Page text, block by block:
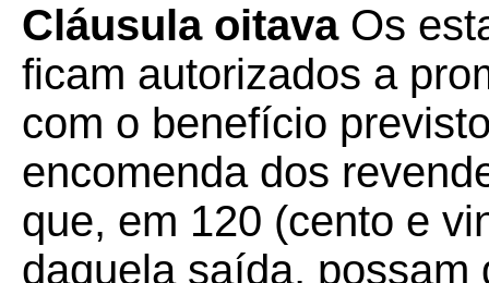
Cláusula oitava Os
ficam autorizados a
com o benefício
encomenda dos
que, em 120 (cento e
daquela saída, possam